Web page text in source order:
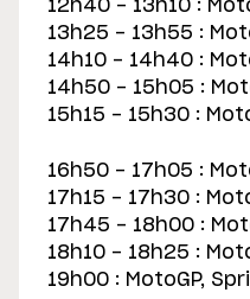
12h40 - 13h10 :
13h25 - 13h55 :
14h10 - 14h40 :
14h50 - 15h05 :
15h15 - 15h30 :
16h50 - 17h05 :
17h15 - 17h30 :
17h45 - 18h00 :
18h10 - 18h25 :
19h00 : MotoGP,